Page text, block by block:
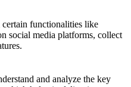
functionalities like
social media platforms, collect
and analyze the key